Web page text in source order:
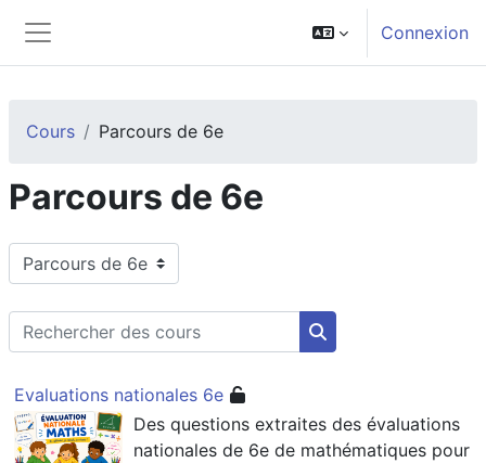
Panneau latéral
Connexion
Cours Parcours de 6e
Parcours de 6e
Catégories de cours
Rechercher des cours
Rechercher des
Evaluations nationales 6e
Des questions extraites des évaluations
nationales de 6e de mathématiques pour